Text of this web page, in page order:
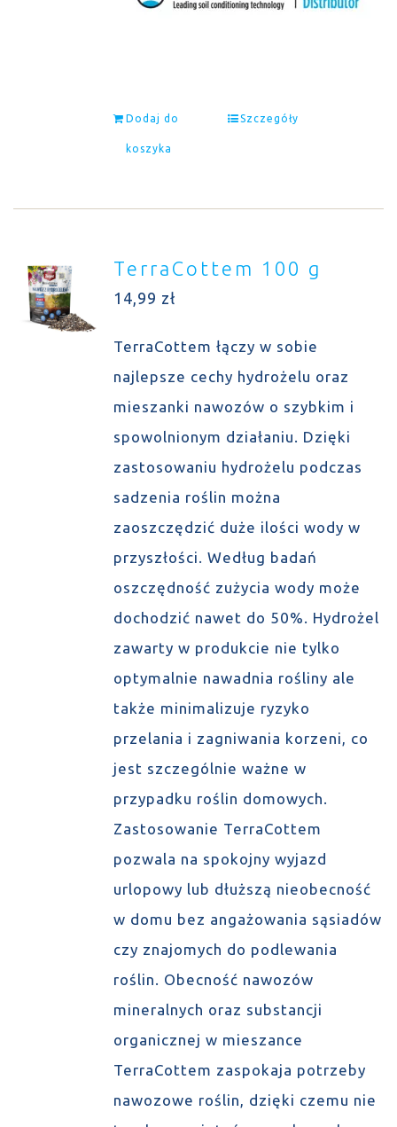
Dodaj do
koszyka
Szczegóły
TerraCottem 100 g
14,99 zł
TerraCottem łączy w sobie
najlepsze cechy hydrożelu oraz
mieszanki nawozów o szybkim i
spowolnionym działaniu. Dzięki
zastosowaniu hydrożelu podczas
sadzenia roślin można
zaoszczędzić duże ilości wody w
przyszłości. Według badań
oszczędność zużycia wody może
dochodzić nawet do 50%. Hydrożel
zawarty w produkcie nie tylko
optymalnie nawadnia rośliny ale
także minimalizuje ryzyko
przelania i zagniwania korzeni, co
jest szczególnie ważne w
przypadku roślin domowych.
Zastosowanie TerraCottem
pozwala na spokojny wyjazd
urlopowy lub dłuższą nieobecność
w domu bez angażowania sąsiadów
czy znajomych do podlewania
roślin. Obecność nawozów
mineralnych oraz substancji
organicznej w mieszance
TerraCottem zaspokaja potrzeby
nawozowe roślin, dzięki czemu nie